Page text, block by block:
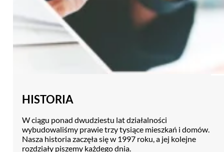
HISTORIA
W ciągu ponad dwudziestu lat działalności
wybudowaliśmy prawie trzy tysiące mieszkań i domów.
Nasza historia zaczęła się w 1997 roku, a jej kolejne
rozdziały piszemy każdego dnia.